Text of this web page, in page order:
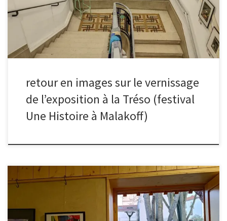
dans l’escalier d’honneur. Retrouvez ci-dessous quelques photos :
retour en images sur le vernissage
de l’exposition à la Tréso (festival
Une Histoire à Malakoff)
Vendredi soir avait lieu le lancement de l’édition 2025 du festival
Une histoire à Malakoff avec, au programme, le vernissage de
l’exposition à la Maison Wangari de la ferme urbaine. Les œuvres
sur le thème de la Belle au bois dormant étaient exposées le